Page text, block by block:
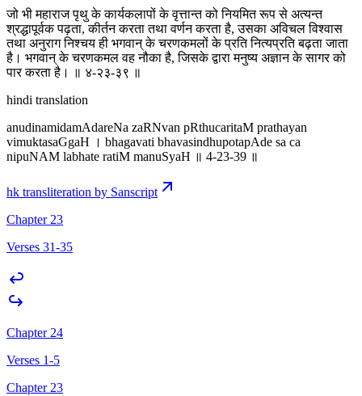
जो भी महाराज पृथु के कार्यकलापों के वृत्तान्त को नियमित रूप से अत्यन्त
श्रद्धापूर्वक पढ़ता, कीर्तन करता तथा वर्णन करता है, उसका अविचल विश्वास
तथा अनुराग निश्चय ही भगवान् के चरणकमलों के प्रति नित्यप्रति बढ़ता जाता
है। भगवान् के चरणकमल वह नौका है, जिसके द्वारा मनुष्य अज्ञान के सागर को
पार करता है। ॥ ४-२३-३९ ॥
hindi translation
anudinamidamAdareNa za‍RNvan pRthucaritaM prathayan
vimuktasaGgaH । bhagavati bhavasindhupotapAde sa ca
nipuNAM labhate ratiM manuSyaH ॥ 4-23-39 ॥
hk transliteration by Sanscript
Chapter 23
Verses 31-35
Chapter 24
Verses 1-5
Chapter 23